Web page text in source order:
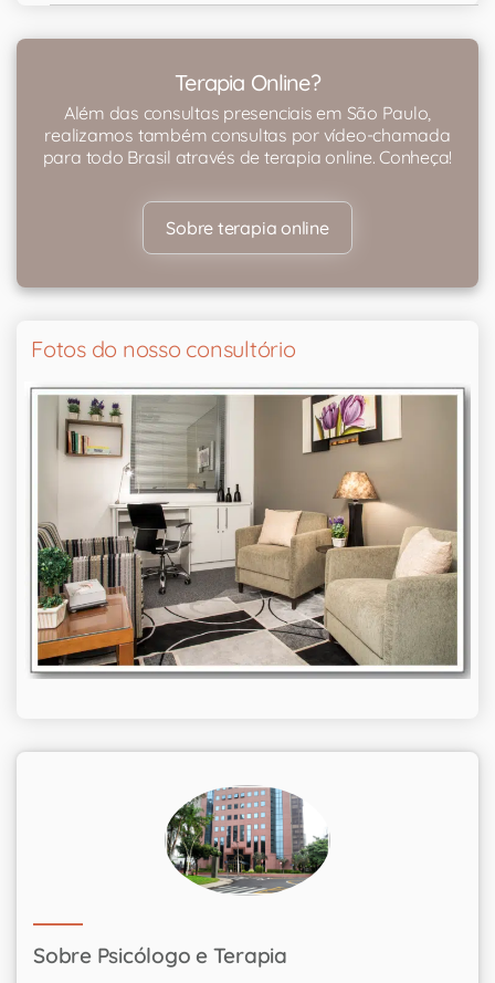
Terapia Online?
Além das consultas presenciais em São Paulo,
realizamos também consultas por vídeo-chamada
para todo Brasil através de terapia online. Conheça!
Sobre terapia online
Fotos do nosso consultório
Sobre Psicólogo e Terapia